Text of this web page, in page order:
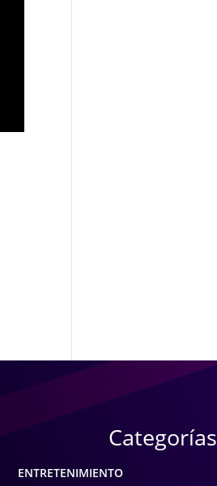
Categorías
ENTRETENIMIENTO